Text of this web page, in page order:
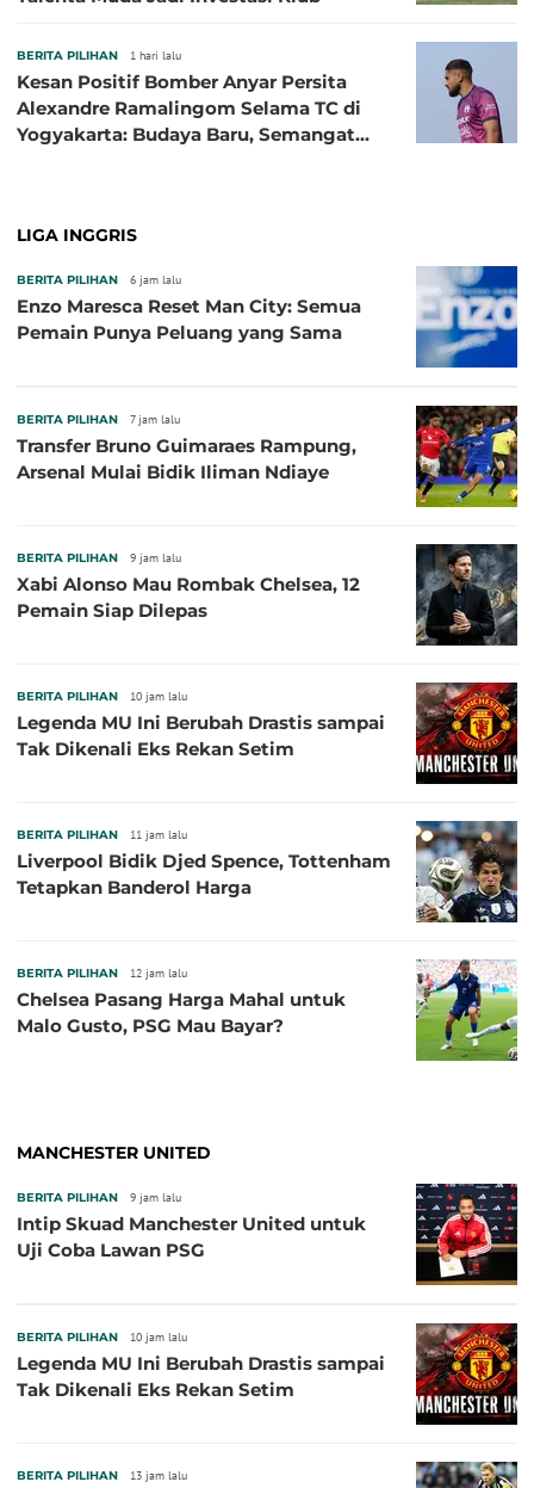
BERITA PILIHAN 1 hari lalu
Kesan Positif Bomber Anyar Persita
Alexandre Ramalingom Selama TC di
Yogyakarta: Budaya Baru, Semangat
LIGA INGGRIS
BERITA PILIHAN 6 jam lalu
Enzo Maresca Reset Man City: Semua
Pemain Punya Peluang yang Sama
BERITA PILIHAN 7 jam lalu
Transfer Bruno Guimaraes Rampung,
Arsenal Mulai Bidik Iliman Ndiaye
BERITA PILIHAN 9 jam lalu
Xabi Alonso Mau Rombak Chelsea, 12
Pemain Siap Dilepas
BERITA PILIHAN 10 jam lalu
Legenda MU Ini Berubah Drastis sampai
Tak Dikenali Eks Rekan Setim
BERITA PILIHAN 11 jam lalu
Liverpool Bidik Djed Spence, Tottenham
Tetapkan Banderol Harga
BERITA PILIHAN 12 jam lalu
Chelsea Pasang Harga Mahal untuk
Malo Gusto, PSG Mau Bayar?
MANCHESTER UNITED
BERITA PILIHAN 9 jam lalu
Intip Skuad Manchester United untuk
Uji Coba Lawan PSG
BERITA PILIHAN 10 jam lalu
Legenda MU Ini Berubah Drastis sampai
Tak Dikenali Eks Rekan Setim
BERITA PILIHAN 13 jam lalu